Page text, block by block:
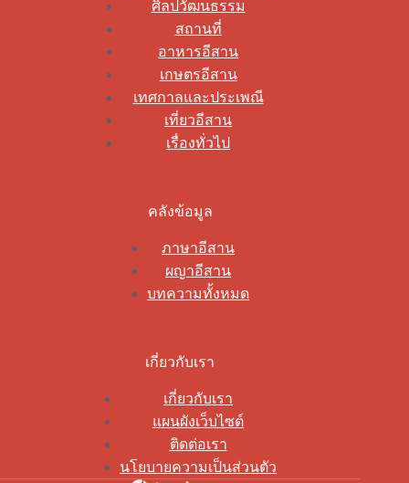
ศิลปวัฒนธรรม
สถานที่
อาหารอีสาน
เกษตรอีสาน
เทศกาลและประเพณี
เที่ยวอีสาน
เรื่องทั่วไป
คลังข้อมูล
ภาษาอีสาน
ผญาอีสาน
บทความทั้งหมด
เกี่ยวกับเรา
เกี่ยวกับเรา
แผนผังเว็บไซต์
ติดต่อเรา
นโยบายความเป็นส่วนตัว